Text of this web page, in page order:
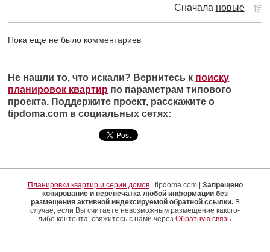
Сначала новые
Пока еще не было комментариев
Не нашли то, что искали? Вернитесь к поиску
планировок квартир по параметрам типового
проекта. Поддержите проект, расскажите о
tipdoma.com в социальных сетях:
Планировки квартир и серии домов| tipdoma.com | Запрещено
копирование и перепечатка любой информации без
размещения активной индексируемой обратной ссылки.В
случае, если Вы считаете невозможным размещение какого-
либо контента, свяжитесь с нами через Обратную связь.